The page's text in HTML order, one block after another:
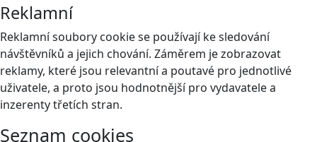
Reklamní
Reklamní soubory cookie se používají ke sledování
návštěvníků a jejich chování. Záměrem je zobrazovat
reklamy, které jsou relevantní a poutavé pro jednotlivé
uživatele, a proto jsou hodnotnější pro vydavatele a
inzerenty třetích stran.
Seznam cookies